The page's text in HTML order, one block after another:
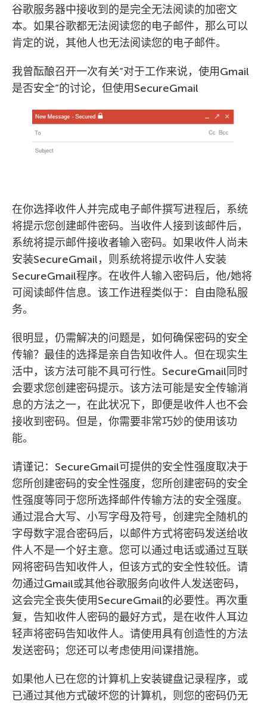
谷歌服务器中接收到的是完全无法阅读的加密文
本。如果谷歌都无法阅读您的电子邮件，那么可以
肯定的说，其他人也无法阅读您的电子邮件。
我曾酝酿召开一次有关”对于工作来说，使用Gmail
是否安全”的讨论，但使用SecureGmail
在你选择收件人并完成电子邮件撰写进程后，系统
将提示您创建邮件密码。当收件人接到该邮件后，
系统将提示邮件接收者输入密码。如果收件人尚未
安装SecureGmail，则系统将提示收件人安装
SecureGmail程序。在收件人输入密码后，他/她将
可阅读邮件信息。该工作进程类似于：自由隐私服
务。
很明显，仍需解决的问题是，如何确保密码的安全
传输？最佳的选择是亲自告知收件人。但在现实生
活中，该方法可能不具可行性。SecureGmail同时
会要求您创建密码提示。该方法可能是安全传输消
息的方法之一，在此状况下，即便是收件人也不会
接收到密码。但是，你需要非常巧妙的使用该功
能。
请谨记：SecureGmail可提供的安全性强度取决于
您所创建密码的安全性强度，您所创建密码的安全
性强度等同于您所选择邮件传输方法的安全强度。
通过混合大写、小写字母及符号，创建完全随机的
字母数字混合密码后，以邮件方式将密码发送给收
件人不是一个好主意。您可以通过电话或通过互联
网将密码告知收件人，但该方式的安全性较低。请
勿通过Gmail或其他谷歌服务向收件人发送密码，
这会完全丧失使用SecureGmail的必要性。再次重
复，告知收件人密码的最好方式，是在收件人耳边
轻声将密码告知收件人。请使用具有创造性的方法
发送密码；您还可以考虑使用间谍措施。
如果他人已在您的计算机上安装键盘记录程序，或
已通过其他方式破坏您的计算机，则您的密码仍无